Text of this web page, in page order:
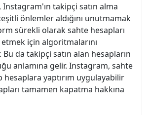
Instagram'ın takipçi satın alma
önlemler aldığını unutmamak
sürekli olarak sahte hesapları
için algoritmalarını
da takipçi satın alan hesapların
anlamına gelir. Instagram, sahte
yaptırım uygulayabilir
tamamen kapatma hakkına